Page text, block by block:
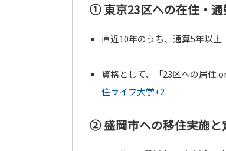
① 東京23区への在住・通
直近10年のうち、通算5年以上
資格として、「23区への居住
住ライフ大学+2
② 盛岡市への移住実施と